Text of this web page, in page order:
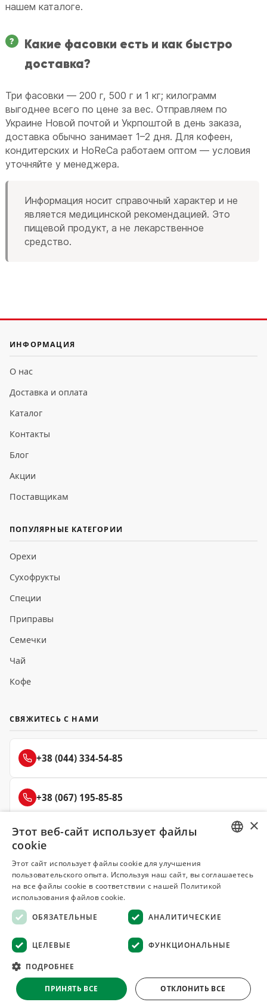
нашем каталоге.
Какие фасовки есть и как быстро
доставка?
Три фасовки — 200 г, 500 г и 1 кг; килограмм
выгоднее всего по цене за вес. Отправляем по
Украине Новой почтой и Укрпоштой в день заказа,
доставка обычно занимает 1–2 дня. Для кофеен,
кондитерских и HoReCa работаем оптом — условия
уточняйте у менеджера.
Информация носит справочный характер и не
является медицинской рекомендацией. Это
пищевой продукт, а не лекарственное
средство.
ИНФОРМАЦИЯ
О нас
Доставка и оплата
Каталог
Контакты
Блог
Акции
Поставщикам
ПОПУЛЯРНЫЕ КАТЕГОРИИ
Орехи
Сухофрукты
Специи
Приправы
Семечки
Чай
Кофе
СВЯЖИТЕСЬ С НАМИ
+38 (044) 334-54-85
+38 (067) 195-85-85
+38 (050) 145-85-45
Делюкс
СПЕЦИИ И ПРЯНОСТИ
© 2008–2026 Магазин специй и пряностей Делюкс, Киев
Все материалы на сайте защищены авторским правом
Оферта · Возврат товара · Гарантия качества ·
Конфиденциальность
· Отказ от ответственности
UKRAINIAN
×
Этот веб-сайт использует файлы
cookie
Этот сайт использует файлы cookie для улучшения
пользовательского опыта. Используя наш сайт, вы соглашаетесь
на все файлы cookie в соответствии с нашей Политикой
использования файлов cookie.
ОБЯЗАТЕЛЬНЫЕ
АНАЛИТИЧЕСКИЕ
ЦЕЛЕВЫЕ ФУНКЦИОНАЛЬНЫЕ
ПОДРОБНЕЕ
ПРИНЯТЬ ВСЕ ОТКЛОНИТЬ ВСЕ